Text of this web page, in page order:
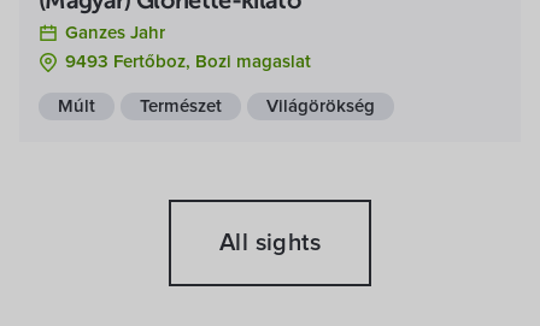
Ganzes Jahr
9493 Fertőboz, Bozi magaslat
Múlt Természet Világörökség
All sights